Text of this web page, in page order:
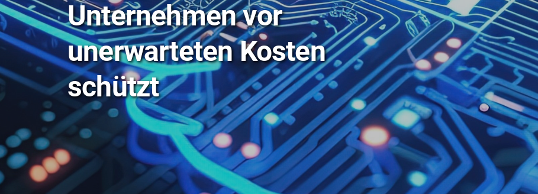
Unternehmen vor
unerwarteten Kosten
schützt